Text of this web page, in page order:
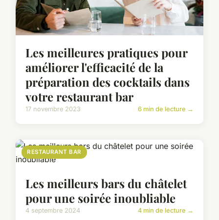
Les meilleures pratiques pour
améliorer l'efficacité de la
préparation des cocktails dans
votre restaurant bar
17 novembre 2023 6 min de lecture →
RESTAURANT BAR
Les meilleurs bars du châtelet
pour une soirée inoubliable
4 septembre 2024 4 min de lecture →